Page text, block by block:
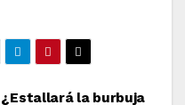
¿Estallará la burbuja